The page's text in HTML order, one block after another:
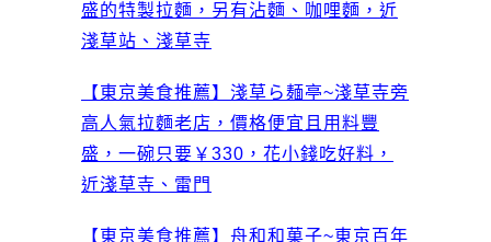
盛的特製拉麵，另有沾麵、咖哩麵，近
淺草站、淺草寺
【東京美食推薦】淺草ら麺亭~淺草寺旁
高人氣拉麵老店，價格便宜且用料豐
盛，一碗只要￥330，花小錢吃好料，
近淺草寺、雷門
【東京美食推薦】舟和和菓子~東京百年